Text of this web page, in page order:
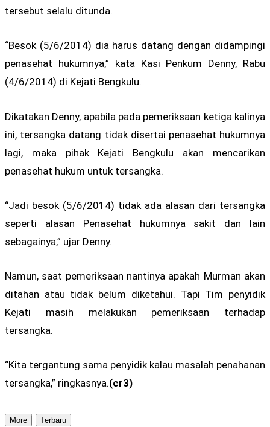
tersebut selalu ditunda.
“Besok (5/6/2014) dia harus datang dengan didampingi
penasehat hukumnya,” kata Kasi Penkum Denny, Rabu
(4/6/2014) di Kejati Bengkulu.
Dikatakan Denny, apabila pada pemeriksaan ketiga kalinya
ini, tersangka datang tidak disertai penasehat hukumnya
lagi, maka pihak Kejati Bengkulu akan mencarikan
penasehat hukum untuk tersangka.
“Jadi besok (5/6/2014) tidak ada alasan dari tersangka
seperti alasan Penasehat hukumnya sakit dan lain
sebagainya,” ujar Denny.
Namun, saat pemeriksaan nantinya apakah Murman akan
ditahan atau tidak belum diketahui. Tapi Tim penyidik
Kejati masih melakukan pemeriksaan terhadap
tersangka.
“Kita tergantung sama penyidik kalau masalah penahanan
tersangka,” ringkasnya.(cr3)
More Terbaru